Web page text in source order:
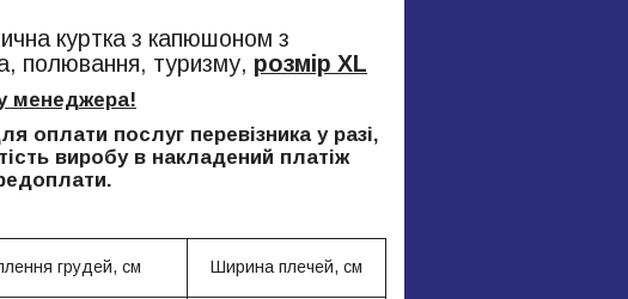
куртка з капюшоном з
полювання, туризму, розмір XL
менеджера!
оплати послуг перевізника у разі,
виробу в накладений платіж
грудей, см Ширина плечей, см